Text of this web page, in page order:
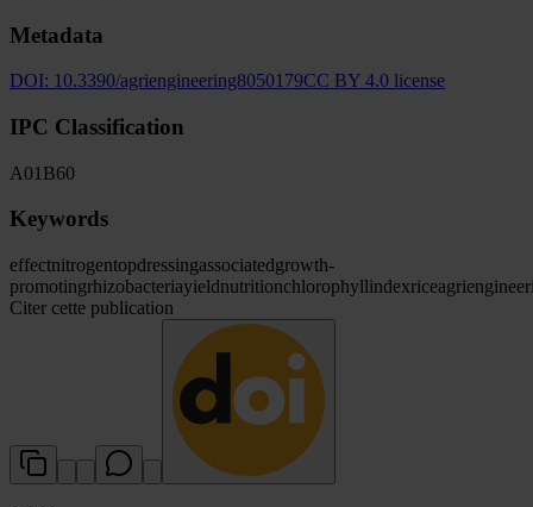
Metadata
DOI: 10.3390/agriengineering8050179CC BY 4.0 license
IPC Classification
A01 B60
Keywords
effectnitrogentopdressingassociatedgrowth-
promotingrhizobacteriayieldnutritionchlorophyllindexrice
Citer cette publication